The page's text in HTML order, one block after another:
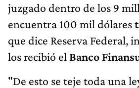
juzgado dentro de los 9
encuentra 100 mil dólares
que dice Reserva Federal,
los recibió el Banco
"De esto se teje toda una